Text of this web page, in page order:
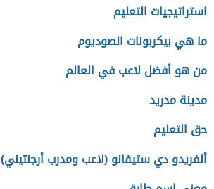
استراتيجيات التعليم
ما هي بيكربونات الصوديوم
من هو أفضل لاعب في العالم
مدينة مدريد
حق التعليم
ألفريدو دي ستيفانو (لاعب ومدرب أرجنتيني)